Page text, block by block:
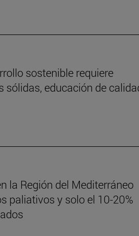
sostenible requiere
educación de
la Región del Mediterráneo
paliativos y solo el 10-20%